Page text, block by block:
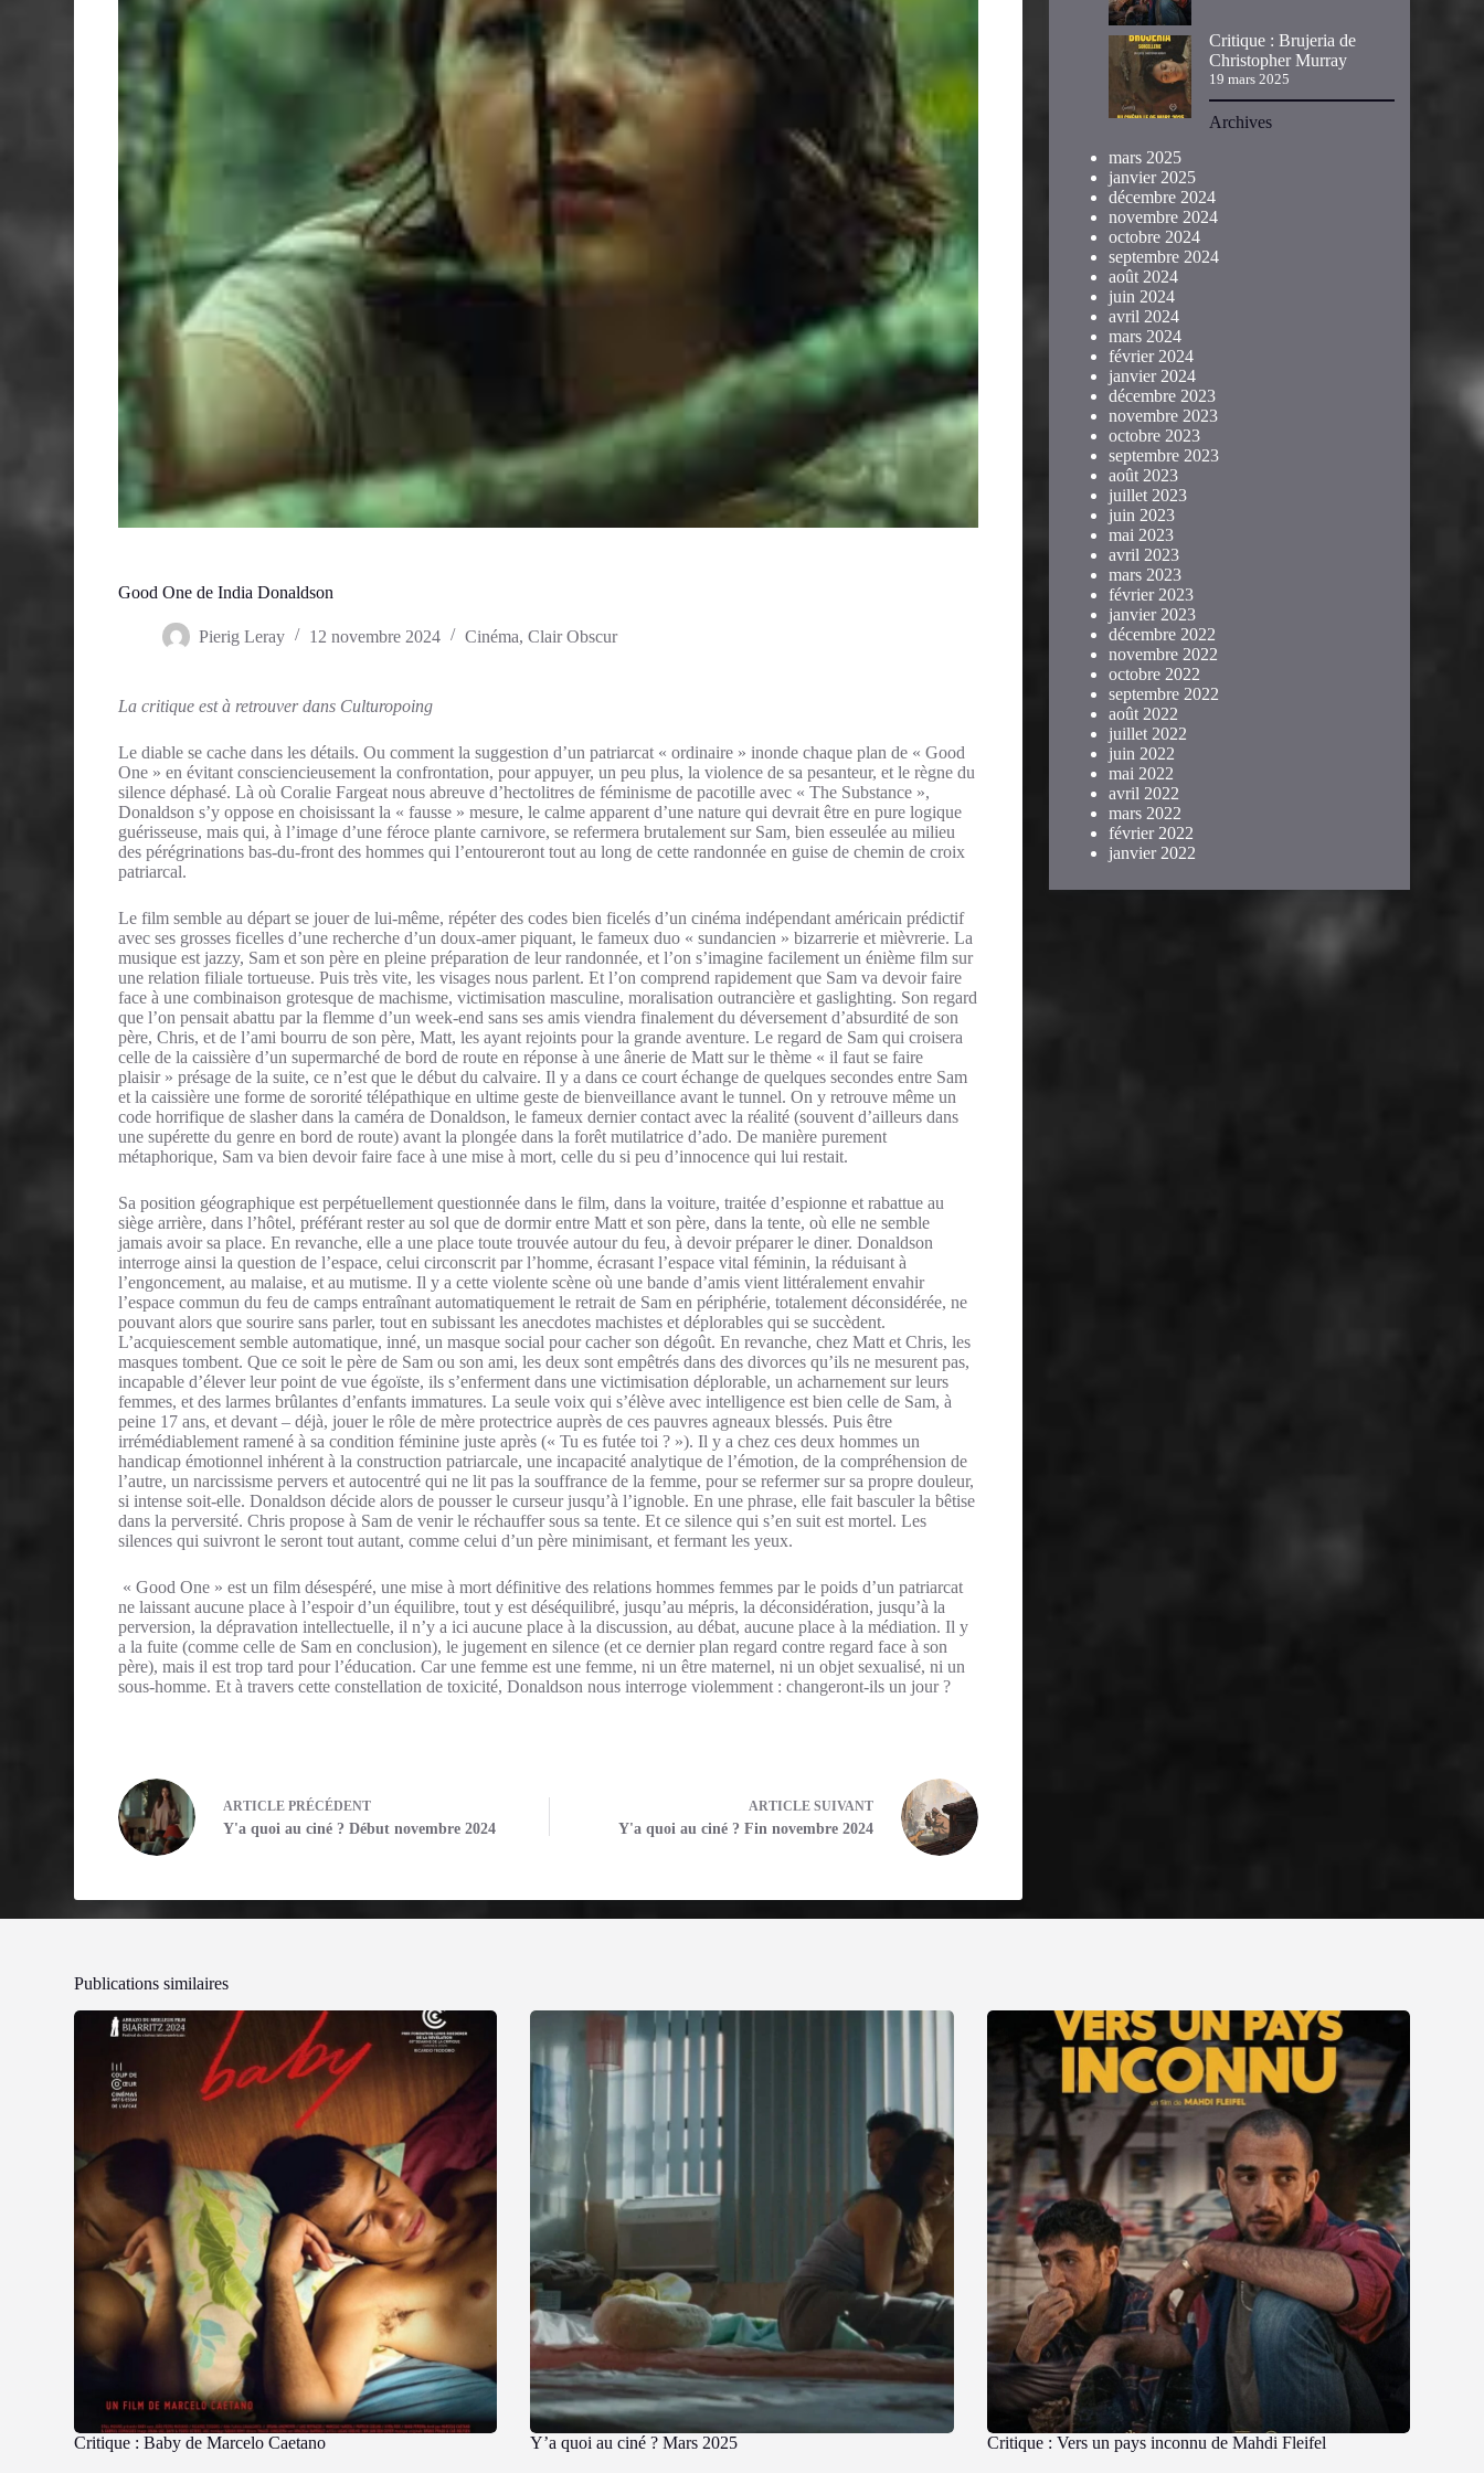
Good One de India Donaldson
Pierig Leray 12 novembre 2024 Cinéma,Clair Obscur
La critique est à retrouver dans Culturopoing
Le diable se cache dans les détails. Ou comment la suggestion d’un patriarcat « ordinaire » inonde chaque plan de « Good
One » en évitant consciencieusement la confrontation, pour appuyer, un peu plus, la violence de sa pesanteur, et le règne du
silence déphasé. Là où Coralie Fargeat nous abreuve d’hectolitres de féminisme de pacotille avec « The Substance »,
Donaldson s’y oppose en choisissant la « fausse » mesure, le calme apparent d’une nature qui devrait être en pure logique
guérisseuse, mais qui, à l’image d’une féroce plante carnivore, se refermera brutalement sur Sam, bien esseulée au milieu
des pérégrinations bas-du-front des hommes qui l’entoureront tout au long de cette randonnée en guise de chemin de croix
patriarcal.
Le film semble au départ se jouer de lui-même, répéter des codes bien ficelés d’un cinéma indépendant américain prédictif
avec ses grosses ficelles d’une recherche d’un doux-amer piquant, le fameux duo « sundancien » bizarrerie et mièvrerie. La
musique est jazzy, Sam et son père en pleine préparation de leur randonnée, et l’on s’imagine facilement un énième film sur
une relation filiale tortueuse. Puis très vite, les visages nous parlent. Et l’on comprend rapidement que Sam va devoir faire
face à une combinaison grotesque de machisme, victimisation masculine, moralisation outrancière et gaslighting. Son regard
que l’on pensait abattu par la flemme d’un week-end sans ses amis viendra finalement du déversement d’absurdité de son
père, Chris, et de l’ami bourru de son père, Matt, les ayant rejoints pour la grande aventure. Le regard de Sam qui croisera
celle de la caissière d’un supermarché de bord de route en réponse à une ânerie de Matt sur le thème « il faut se faire
plaisir » présage de la suite, ce n’est que le début du calvaire. Il y a dans ce court échange de quelques secondes entre Sam
et la caissière une forme de sororité télépathique en ultime geste de bienveillance avant le tunnel. On y retrouve même un
code horrifique de slasher dans la caméra de Donaldson, le fameux dernier contact avec la réalité (souvent d’ailleurs dans
une supérette du genre en bord de route) avant la plongée dans la forêt mutilatrice d’ado. De manière purement
métaphorique, Sam va bien devoir faire face à une mise à mort, celle du si peu d’innocence qui lui restait.
Sa position géographique est perpétuellement questionnée dans le film, dans la voiture, traitée d’espionne et rabattue au
siège arrière, dans l’hôtel, préférant rester au sol que de dormir entre Matt et son père, dans la tente, où elle ne semble
jamais avoir sa place. En revanche, elle a une place toute trouvée autour du feu, à devoir préparer le diner. Donaldson
interroge ainsi la question de l’espace, celui circonscrit par l’homme, écrasant l’espace vital féminin, la réduisant à
l’engoncement, au malaise, et au mutisme. Il y a cette violente scène où une bande d’amis vient littéralement envahir
l’espace commun du feu de camps entraînant automatiquement le retrait de Sam en périphérie, totalement déconsidérée, ne
pouvant alors que sourire sans parler, tout en subissant les anecdotes machistes et déplorables qui se succèdent.
L’acquiescement semble automatique, inné, un masque social pour cacher son dégoût. En revanche, chez Matt et Chris, les
masques tombent. Que ce soit le père de Sam ou son ami, les deux sont empêtrés dans des divorces qu’ils ne mesurent pas,
incapable d’élever leur point de vue égoïste, ils s’enferment dans une victimisation déplorable, un acharnement sur leurs
femmes, et des larmes brûlantes d’enfants immatures. La seule voix qui s’élève avec intelligence est bien celle de Sam, à
peine 17 ans, et devant – déjà, jouer le rôle de mère protectrice auprès de ces pauvres agneaux blessés. Puis être
irrémédiablement ramené à sa condition féminine juste après (« Tu es futée toi ? »). Il y a chez ces deux hommes un
handicap émotionnel inhérent à la construction patriarcale, une incapacité analytique de l’émotion, de la compréhension de
l’autre, un narcissisme pervers et autocentré qui ne lit pas la souffrance de la femme, pour se refermer sur sa propre douleur,
si intense soit-elle. Donaldson décide alors de pousser le curseur jusqu’à l’ignoble. En une phrase, elle fait basculer la bêtise
dans la perversité. Chris propose à Sam de venir le réchauffer sous sa tente. Et ce silence qui s’en suit est mortel. Les
silences qui suivront le seront tout autant, comme celui d’un père minimisant, et fermant les yeux.
« Good One » est un film désespéré, une mise à mort définitive des relations hommes femmes par le poids d’un patriarcat
ne laissant aucune place à l’espoir d’un équilibre, tout y est déséquilibré, jusqu’au mépris, la déconsidération, jusqu’à la
perversion, la dépravation intellectuelle, il n’y a ici aucune place à la discussion, au débat, aucune place à la médiation. Il y
a la fuite (comme celle de Sam en conclusion), le jugement en silence (et ce dernier plan regard contre regard face à son
père), mais il est trop tard pour l’éducation. Car une femme est une femme, ni un être maternel, ni un objet sexualisé, ni un
sous-homme. Et à travers cette constellation de toxicité, Donaldson nous interroge violemment : changeront-ils un jour ?
ARTICLE PRÉCÉDENT
Y'a quoi au ciné ? Début novembre 2024
ARTICLE SUIVANT
Y'a quoi au ciné ? Fin novembre 2024
Critique : Brujeria de
Christopher Murray
19 mars 2025
Archives
mars 2025
janvier 2025
décembre 2024
novembre 2024
octobre 2024
septembre 2024
août 2024
juin 2024
avril 2024
mars 2024
février 2024
janvier 2024
décembre 2023
novembre 2023
octobre 2023
septembre 2023
août 2023
juillet 2023
juin 2023
mai 2023
avril 2023
mars 2023
février 2023
janvier 2023
décembre 2022
novembre 2022
octobre 2022
septembre 2022
août 2022
juillet 2022
juin 2022
mai 2022
avril 2022
mars 2022
février 2022
janvier 2022
Publications similaires
Critique : Baby de Marcelo Caetano
Y’a quoi au ciné ? Mars 2025
Critique : Vers un pays inconnu de Mahdi Fleifel